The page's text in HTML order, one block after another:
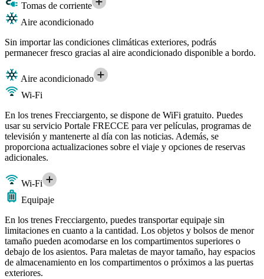
Tomas de corriente
Aire acondicionado
Sin importar las condiciones climáticas exteriores, podrás
permanecer fresco gracias al aire acondicionado disponible a bordo.
Aire acondicionado
Wi-Fi
En los trenes Frecciargento, se dispone de WiFi gratuito. Puedes
usar su servicio Portale FRECCE para ver películas, programas de
televisión y mantenerte al día con las noticias. Además, se
proporciona actualizaciones sobre el viaje y opciones de reservas
adicionales.
Wi-Fi
Equipaje
En los trenes Frecciargento, puedes transportar equipaje sin
limitaciones en cuanto a la cantidad. Los objetos y bolsos de menor
tamaño pueden acomodarse en los compartimentos superiores o
debajo de los asientos. Para maletas de mayor tamaño, hay espacios
de almacenamiento en los compartimentos o próximos a las puertas
exteriores.